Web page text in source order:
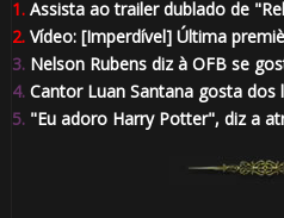
1.Assista ao trailer dublado de
2.Vídeo: [Imperdível] Última
3.Nelson Rubens diz à OFB se
4.Cantor Luan Santana gosta dos
5."Eu adoro Harry Potter", diz a